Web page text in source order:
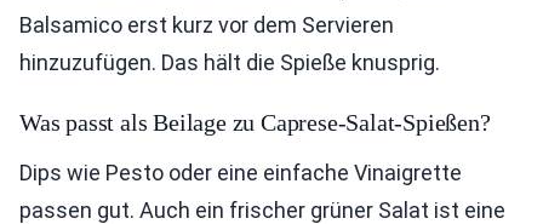
Balsamico erst kurz vor dem Servieren
hinzuzufügen. Das hält die Spieße knusprig.
Was passt als Beilage zu Caprese-Salat-Spießen?
Dips wie Pesto oder eine einfache Vinaigrette
passen gut. Auch ein frischer grüner Salat ist eine